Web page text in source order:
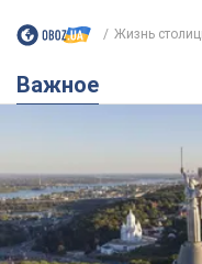
Жизнь
Важное